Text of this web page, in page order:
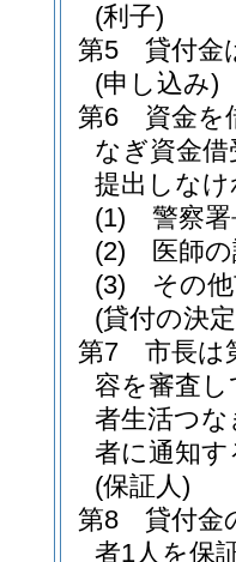
(利子)
第5 貸付金
(申し込み)
第6 資金を
なぎ資金借
提出しな
(1) 警察署
(2) 医師の
(3) その他
(貸付の決
第7 市長は
容を審査
者生活つ
者に通知
(保証人)
第8 貸付金
者1人を保